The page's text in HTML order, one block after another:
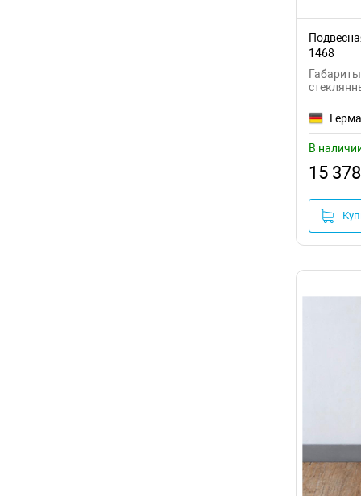
1468
В
15